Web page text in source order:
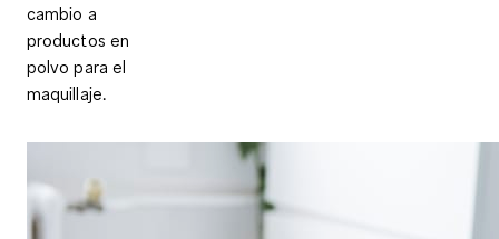
cambio a
productos en
polvo para el
maquillaje.